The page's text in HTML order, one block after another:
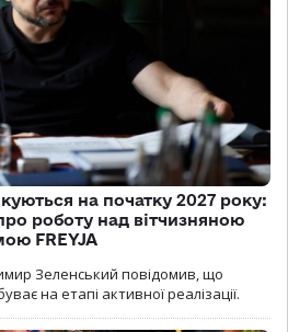
на початку 2027 року:
роботу над вітчизняною
FREYJA
Зеленський повідомив, що
на етапі активної реалізації.